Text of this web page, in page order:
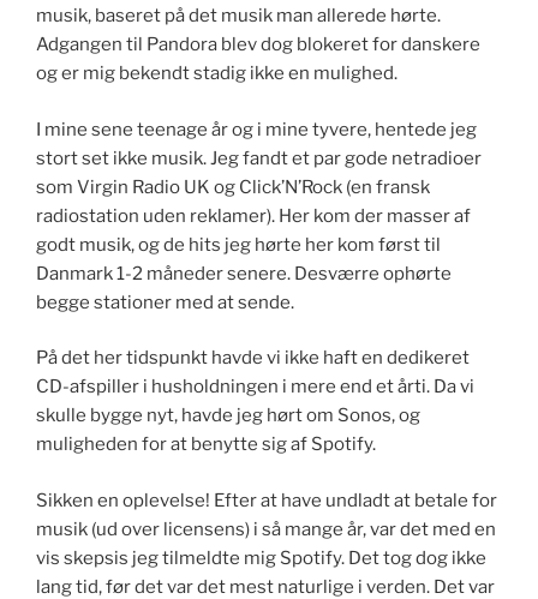
musik, baseret på det musik man allerede hørte.
Adgangen til Pandora blev dog blokeret for danskere
og er mig bekendt stadig ikke en mulighed.
I mine sene teenage år og i mine tyvere, hentede jeg
stort set ikke musik. Jeg fandt et par gode netradioer
som Virgin Radio UK og Click’N’Rock (en fransk
radiostation uden reklamer). Her kom der masser af
godt musik, og de hits jeg hørte her kom først til
Danmark 1-2 måneder senere. Desværre ophørte
begge stationer med at sende.
På det her tidspunkt havde vi ikke haft en dedikeret
CD-afspiller i husholdningen i mere end et årti. Da vi
skulle bygge nyt, havde jeg hørt om Sonos, og
muligheden for at benytte sig af Spotify.
Sikken en oplevelse! Efter at have undladt at betale for
musik (ud over licensens) i så mange år, var det med en
vis skepsis jeg tilmeldte mig Spotify. Det tog dog ikke
lang tid, før det var det mest naturlige i verden. Det var